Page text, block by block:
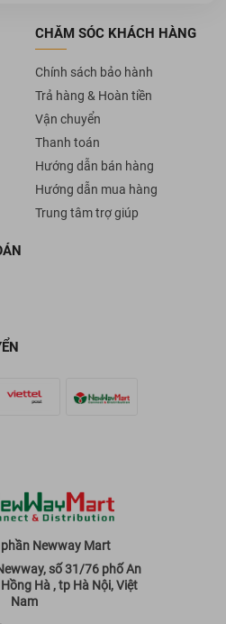
CHĂM SÓC KHÁCH HÀNG
Chính sách bảo hành
Trả hàng & Hoàn tiền
Vận chuyển
Thanh toán
Hướng dẫn bán hàng
Hướng dẫn mua hàng
Trung tâm trợ giúp
Newway Mart
số 31/76 phố An
Hà , tp Hà Nội, Việt
Nam